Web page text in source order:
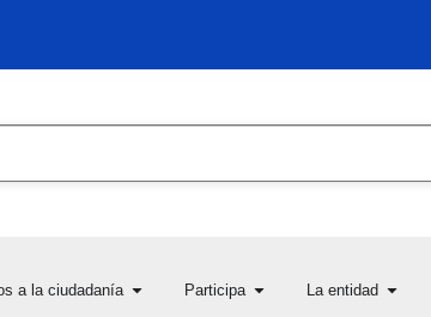
y acceso
a la ciudadanía Open Servicios a la ciudadanía
Participa Open Participa
La entidad